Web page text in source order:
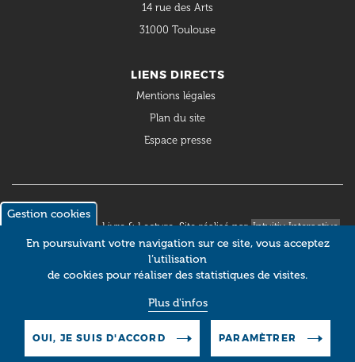
14 rue des Arts
31000 Toulouse
LIENS DIRECTS
Mentions légales
Plan du site
Espace presse
© 2018 Occitanie Livre & Lecture. Site réalisé parIntuitiv Interactive
Gestion cookies
En poursuivant votre navigation sur ce site, vous acceptez
l’utilisation
de cookies pour réaliser des statistiques de visites.
Plus d'infos
OUI, JE SUIS D'ACCORD PARAMÈTRER